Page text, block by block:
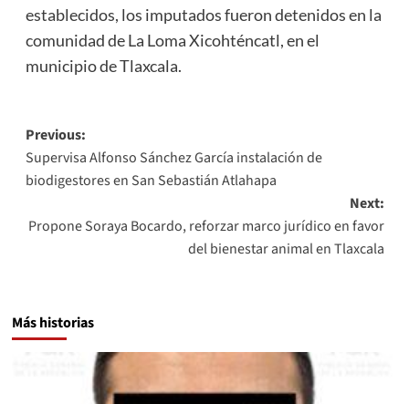
establecidos, los imputados fueron detenidos en la
comunidad de La Loma Xicohténcatl, en el
municipio de Tlaxcala.
Post
navigation
Previous:
Supervisa Alfonso Sánchez García instalación de
biodigestores en San Sebastián Atlahapa
Next:
Propone Soraya Bocardo, reforzar marco jurídico en favor
del bienestar animal en Tlaxcala
Más historias